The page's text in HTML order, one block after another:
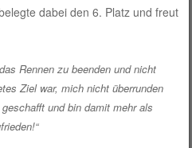
dabei den 6. Platz und freut
Rennen zu beenden und nicht
Ziel war, mich nicht überrunden
und bin damit mehr als